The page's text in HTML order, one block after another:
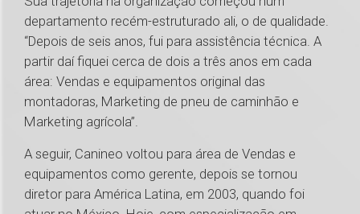
departamento recém-estruturado ali, o de qualidade.
“Depois de seis anos, fui para assistência técnica. A
partir daí fiquei cerca de dois a três anos em cada
área: Vendas e equipamentos original das
montadoras, Marketing de pneu de caminhão e
Marketing agrícola”.
A seguir, Canineo voltou para área de Vendas e
equipamentos como gerente, depois se tornou
diretor para América Latina, em 2003, quando foi